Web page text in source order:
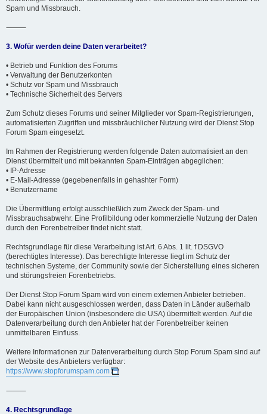
Spam und Missbrauch.
⸻
3. Wofür werden deine Daten verarbeitet?
• Betrieb und Funktion des Forums
• Verwaltung der Benutzerkonten
• Schutz vor Spam und Missbrauch
• Technische Sicherheit des Servers
Zum Schutz dieses Forums und seiner Mitglieder vor Spam-Registrierungen,
automatisierten Zugriffen und missbräuchlicher Nutzung wird der Dienst Stop
Forum Spam eingesetzt.
Im Rahmen der Registrierung werden folgende Daten automatisiert an den
Dienst übermittelt und mit bekannten Spam-Einträgen abgeglichen:
• IP-Adresse
• E-Mail-Adresse (gegebenenfalls in gehashter Form)
• Benutzername
Die Übermittlung erfolgt ausschließlich zum Zweck der Spam- und
Missbrauchsabwehr. Eine Profilbildung oder kommerzielle Nutzung der Daten
durch den Forenbetreiber findet nicht statt.
Rechtsgrundlage für diese Verarbeitung ist Art. 6 Abs. 1 lit. f DSGVO
(berechtigtes Interesse). Das berechtigte Interesse liegt im Schutz der
technischen Systeme, der Community sowie der Sicherstellung eines sicheren
und störungsfreien Forenbetriebs.
Der Dienst Stop Forum Spam wird von einem externen Anbieter betrieben.
Dabei kann nicht ausgeschlossen werden, dass Daten in Länder außerhalb
der Europäischen Union (insbesondere die USA) übermittelt werden. Auf die
Datenverarbeitung durch den Anbieter hat der Forenbetreiber keinen
unmittelbaren Einfluss.
Weitere Informationen zur Datenverarbeitung durch Stop Forum Spam sind auf
der Website des Anbieters verfügbar:
https://www.stopforumspam.com
⸻
4. Rechtsgrundlage